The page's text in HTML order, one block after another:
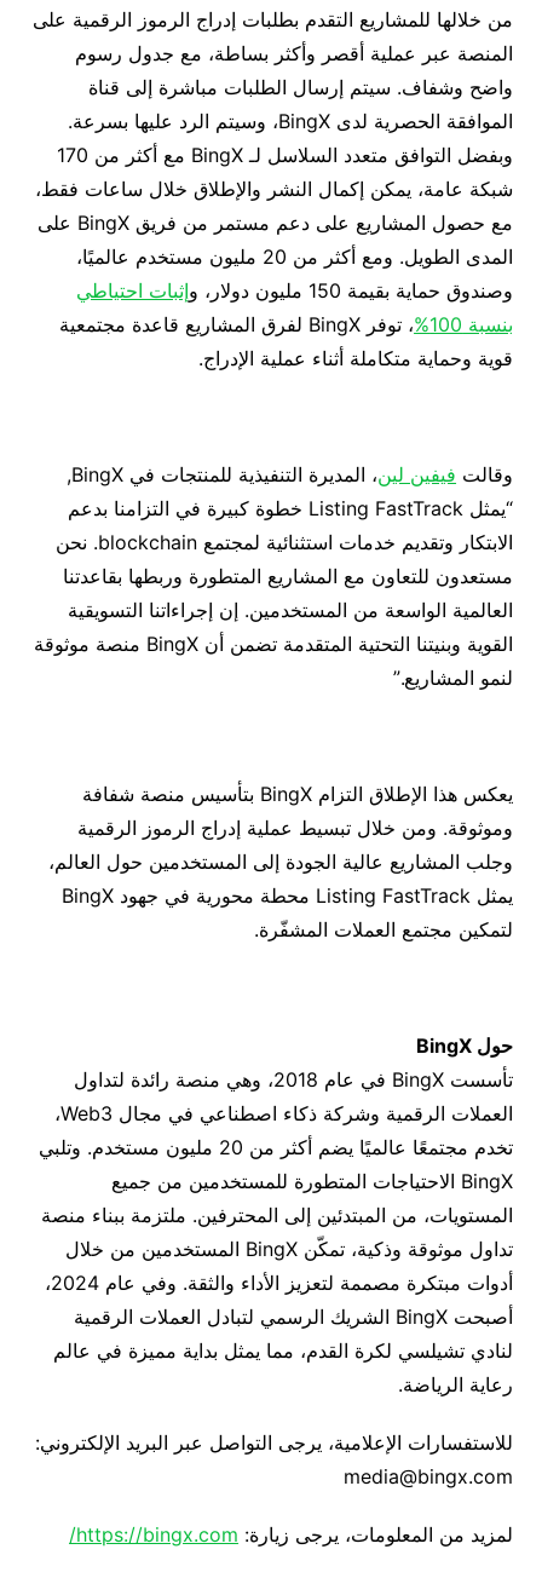
من خلالها للمشاريع التقدم بطلبات إدراج الرموز الرقمية على
المنصة عبر عملية أقصر وأكثر بساطة، مع جدول رسوم
واضح وشفاف. سيتم إرسال الطلبات مباشرة إلى قناة
الموافقة الحصرية لدى BingX، وسيتم الرد عليها بسرعة.
وبفضل التوافق متعدد السلاسل لـ BingX مع أكثر من 170
شبكة عامة، يمكن إكمال النشر والإطلاق خلال ساعات فقط،
مع حصول المشاريع على دعم مستمر من فريق BingX على
المدى الطويل. ومع أكثر من 20 مليون مستخدم عالميًا،
وصندوق حماية بقيمة 150 مليون دولار، و
إثبات احتياطي
بنسبة 100%
، توفر BingX لفرق المشاريع قاعدة مجتمعية
قوية وحماية متكاملة أثناء عملية الإدراج.
وقالت فيفين لين
، المديرة التنفيذية للمنتجات في BingX,
“يمثل Listing FastTrack خطوة كبيرة في التزامنا بدعم
الابتكار وتقديم خدمات استثنائية لمجتمع blockchain. نحن
مستعدون للتعاون مع المشاريع المتطورة وربطها بقاعدتنا
العالمية الواسعة من المستخدمين. إن إجراءاتنا التسويقية
القوية وبنيتنا التحتية المتقدمة تضمن أن BingX منصة موثوقة
لنمو المشاريع.”
يعكس هذا الإطلاق التزام BingX بتأسيس منصة شفافة
وموثوقة. ومن خلال تبسيط عملية إدراج الرموز الرقمية
وجلب المشاريع عالية الجودة إلى المستخدمين حول العالم،
يمثل Listing FastTrack محطة محورية في جهود BingX
لتمكين مجتمع العملات المشفّرة.
حول BingX
تأسست BingX في عام 2018، وهي منصة رائدة لتداول
العملات الرقمية وشركة ذكاء اصطناعي في مجال Web3،
تخدم مجتمعًا عالميًا يضم أكثر من 20 مليون مستخدم. وتلبي
BingX الاحتياجات المتطورة للمستخدمين من جميع
المستويات، من المبتدئين إلى المحترفين. ملتزمة ببناء منصة
تداول موثوقة وذكية، تمكّن BingX المستخدمين من خلال
أدوات مبتكرة مصممة لتعزيز الأداء والثقة. وفي عام 2024،
أصبحت BingX الشريك الرسمي لتبادل العملات الرقمية
لنادي تشيلسي لكرة القدم، مما يمثل بداية مميزة في عالم
رعاية الرياضة.
للاستفسارات الإعلامية، يرجى التواصل عبر البريد الإلكتروني:
media@bingx.com
لمزيد من المعلومات، يرجى زيارة: https://bingx.com/